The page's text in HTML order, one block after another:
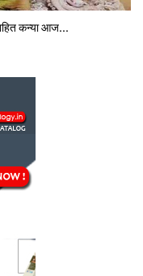
कन्‍या आज...